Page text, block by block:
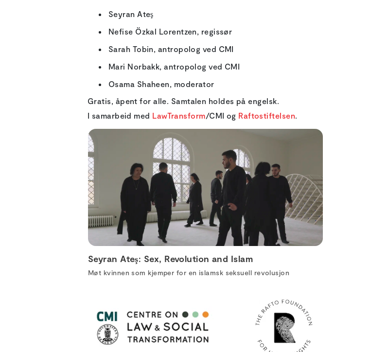
Seyran Ateş
Nefise Özkal Lorentzen, regissør
Sarah Tobin, antropolog ved CMI
Mari Norbakk, antropolog ved CMI
Osama Shaheen, moderator
Gratis, åpent for alle. Samtalen holdes på engelsk.
I samarbeid med LawTransform/CMI og Raftostiftelsen.
Seyran Ateş: Sex, Revolution and Islam
Møt kvinnen som kjemper for en islamsk seksuell revolusjon